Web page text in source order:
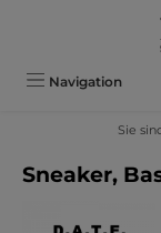
Zum Hauptinhalt
Navigation
Sie
Sneaker,